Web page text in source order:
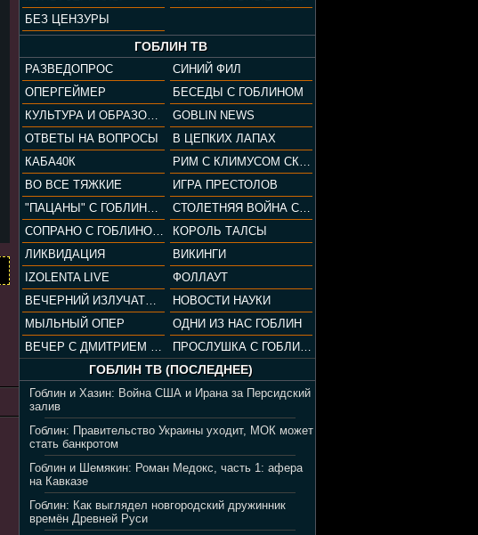
БЕЗ ЦЕНЗУРЫ
ГОБЛИН ТВ
РАЗВЕДОПРОС
СИНИЙ ФИЛ
ОПЕРГЕЙМЕР
БЕСЕДЫ С ГОБЛИНОМ
КУЛЬТУРА И ОБРАЗОВАНИЕ
GOBLIN NEWS
ОТВЕТЫ НА ВОПРОСЫ
В ЦЕПКИХ ЛАПАХ
КАБА40К
РИМ С КЛИМУСОМ СКАРАБЕУСОМ
ВО ВСЕ ТЯЖКИЕ
ИГРА ПРЕСТОЛОВ
"ПАЦАНЫ" С ГОБЛИНОМ
СТОЛЕТНЯЯ ВОЙНА С КЛИМОМ ЖУКОВЫМ И ГОБЛИНОМ
СОПРАНО С ГОБЛИНОМ (РАЗБОР СЕРИАЛА)
КОРОЛЬ ТАЛСЫ
ЛИКВИДАЦИЯ
ВИКИНГИ
IZOLENTA LIVE
ФОЛЛАУТ
ВЕЧЕРНИЙ ИЗЛУЧАТЕЛЬ
НОВОСТИ НАУКИ
МЫЛЬНЫЙ ОПЕР
ОДНИ ИЗ НАС ГОБЛИН
ВЕЧЕР С ДМИТРИЕМ ПУЧКОВЫМ
ПРОСЛУШКА С ГОБЛИНОМ
ГОБЛИН ТВ (ПОСЛЕДНЕЕ)
Гоблин и Хазин: Война США и Ирана за Персидский
залив
Гоблин: Правительство Украины уходит, МОК может
стать банкротом
Гоблин и Шемякин: Роман Медокс, часть 1: афера
на Кавказе
Гоблин: Как выглядел новгородский дружинник
времён Древней Руси